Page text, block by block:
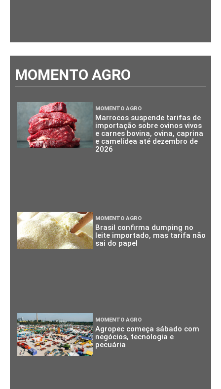
MOMENTO AGRO
MOMENTO AGRO
Marrocos suspende tarifas de
importação sobre ovinos vivos
e carnes bovina, ovina, caprina
e camelídea até dezembro de
2026
MOMENTO AGRO
Brasil confirma dumping no
leite importado, mas tarifa não
sai do papel
MOMENTO AGRO
Agropec começa sábado com
negócios, tecnologia e
pecuária